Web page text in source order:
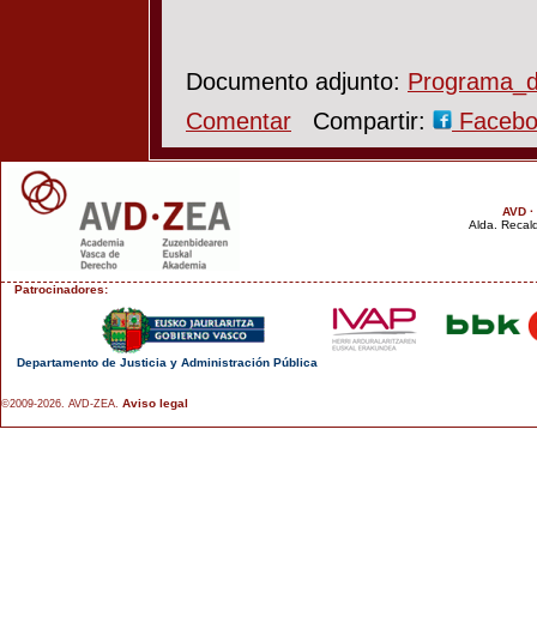
Documento adjunto:
Comentar
Compartir:
AVD
Alda.
Patrocinadores:
Departamento de Justicia y Administración Pública
©2009-2026. AVD-ZEA. Aviso legal